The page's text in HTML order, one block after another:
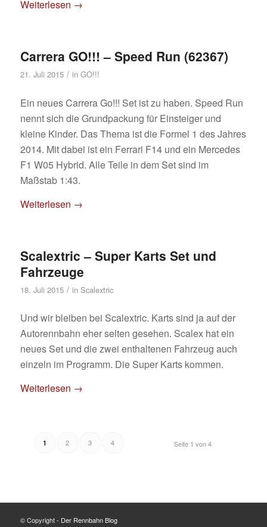
Weiterlesen →
Carrera GO!!! – Speed Run (62367)
21. Juli 2015 / in GO!!!
Ein neues Carrera Go!!! Set ist zu haben. Speed Run
nennt sich die Grundpackung für Einsteiger und
kleine Kinder. Das Thema ist die Formel 1 des Jahres
2014. Mit dabei ist ein Ferrari F14 und ein Mercedes
F1 W05 Hybrid. Alle Teile in dem Set sind im
Maßstab 1:43.
Weiterlesen →
Scalextric – Super Karts Set und
Fahrzeuge
18. Juli 2015 / in Scalextric
Und wir bleiben bei Scalextric. Karts sind ja auf der
Autorennbahn eher selten gesehen. Scalex hat ein
neues Set und die zwei enthaltenen Fahrzeug auch
einzeln im Programm. Die Super Karts kommen.
Weiterlesen →
Seite 1 von 4
1 2 3 4
© Copyright - Der Rennbahn Blog